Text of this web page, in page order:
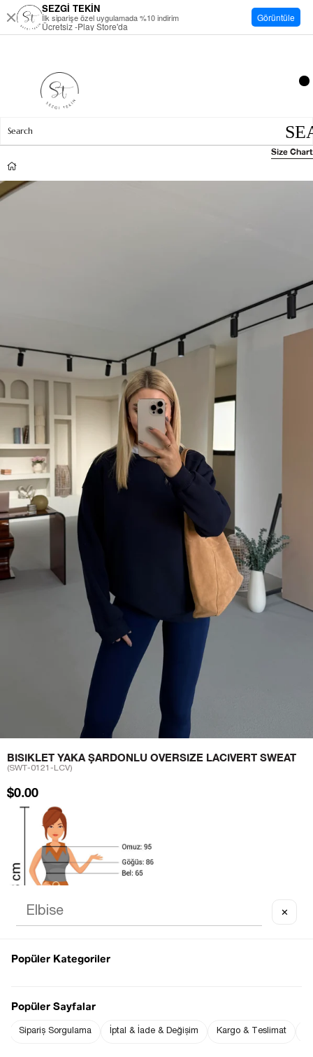
BISIKLET YAKA ŞARDONLU OVERSIZE LACIVERT SWEAT
(SWT-0121-LCV)
$0.00
down
Size Chart
SEZGİ TEKİN
İlk siparişe özel uygulamada %10 indirim
Ücretsiz -Play Store'da
Görüntüle
✕
Popüler Kategoriler
Popüler Sayfalar
Sipariş Sorgulama İptal & İade & Değişim Kargo & Teslimat